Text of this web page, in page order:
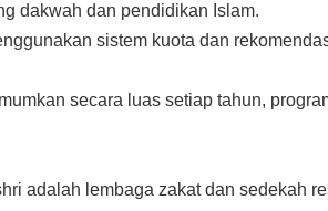
dakwah dan pendidikan Islam.
sistem kuota dan
secara luas setiap tahun,
adalah lembaga zakat dan sedekah